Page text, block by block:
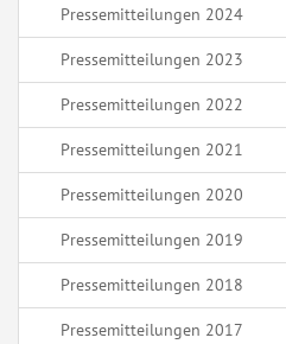
Pressemitteilungen 2024
Pressemitteilungen 2023
Pressemitteilungen 2022
Pressemitteilungen 2021
Pressemitteilungen 2020
Pressemitteilungen 2019
Pressemitteilungen 2018
Pressemitteilungen 2017